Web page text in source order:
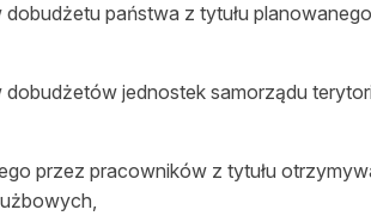
państwa z tytułu
jednostek samorządu
przez pracowników z tytułu